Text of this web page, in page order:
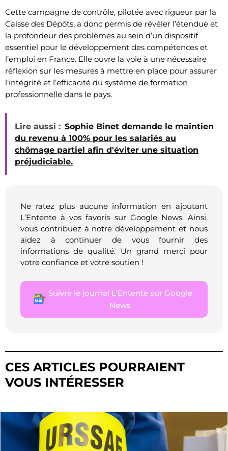
Cette campagne de contrôle, pilotée avec rigueur par la
Caisse des Dépôts, a donc permis de révéler l’étendue et
la profondeur des problèmes au sein d’un dispositif
essentiel pour le développement des compétences et
l’emploi en France. Elle ouvre la voie à une nécessaire
réflexion sur les mesures à mettre en place pour assurer
l’intégrité et l’efficacité du système de formation
professionnelle dans le pays.
Lire aussi : Sophie Binet demande le maintien
du revenu à 100% pour les salariés au
chômage partiel afin d'éviter une situation
préjudiciable.
Ne ratez plus aucune information en ajoutant
L’Entente à vos favoris sur Google News. Ainsi,
vous contribuez à notre développement et nous
aidez à continuer de vous fournir des
informations de qualité. Un grand merci pour
votre confiance et votre soutien !
Suivre le journal L'Entente sur Google
News
CES ARTICLES POURRAIENT
VOUS INTÉRESSER